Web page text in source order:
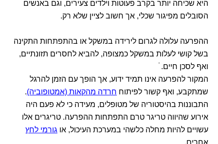
היא שכיחה יותר בקרב פעוטות וילדים צעירים, וגם באנשים
הסובלים מפיגור שכלי, אך חשוב לציין שלא רק.
ההפרעה עלולה לגרום לירידה במשקל או בהתפתחות התקינה
בשל קושי לעלות במשקל כמצופה, להביא לחסרים תזונתיים,
ואף לסכן חיים. ֿ
המקור להפרעה אינו תמיד ידוע, אך הופך עם הזמן להרגל
שמתקבע, ואף קשור לפיתוח חרדה מהקאות (אמטופוביה).
התבוננות בהיסטוריה של מטופלים, מעידה כי לא פעם היה
אירוע שהיווה טריגר טרם התפתחות ההפרעה. טריגרים אלו
עשויים להיות מחלה כלשהי במערכת העיכול, או גורמי לחץ
אחרים.